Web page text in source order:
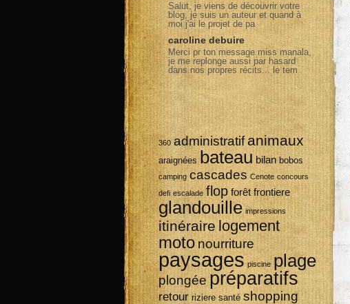
Salut, je viens de découvrir votre
blog, je suis un auteur et quand à
moi j'ai le projet de pa
caroline debuire
Merci pr ton message miss manala,
je me replonge aussi par hasard
dans nos propres récits... le tem
360 administratifanimaux
araignées bateau bilan bobos
camping cascades Cenote concours
defi escalade flop forêt frontiere
glandouille impressions
itinéraire logement
moto nourriture
paysages piscine plage
plongée préparatifs
retour riziere santé shopping